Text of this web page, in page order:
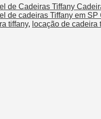
de Cadeiras Tiffany
de cadeiras Tiffany em SP
tiffany, locação de cadeira